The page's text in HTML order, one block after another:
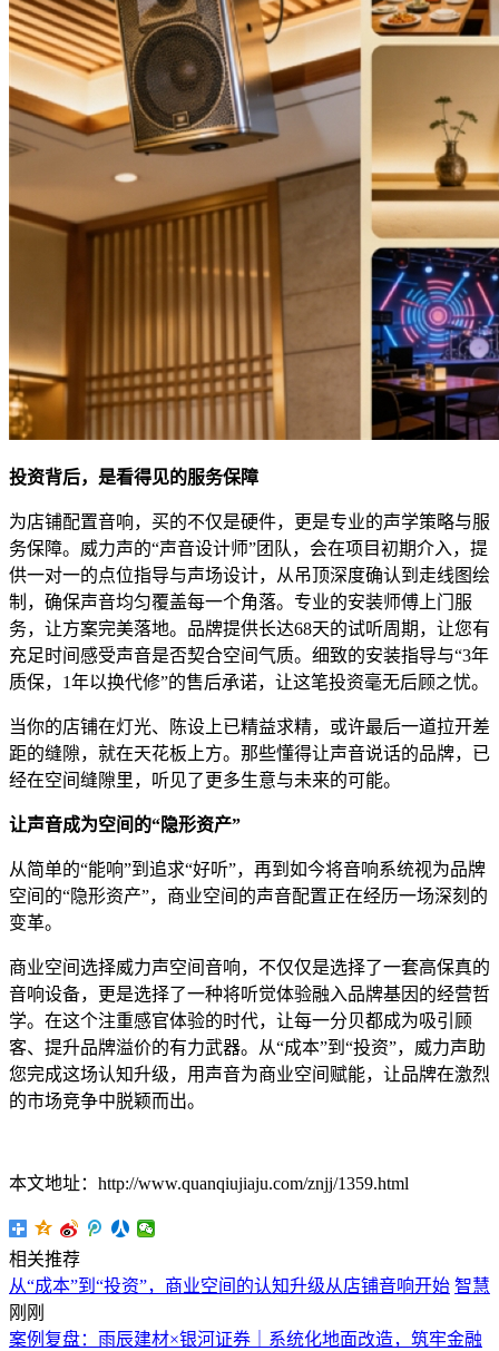
投资背后，是看得见的服务保障
为店铺配置音响，买的不仅是硬件，更是专业的声学策略与服
务保障。威力声的“声音设计师”团队，会在项目初期介入，提
供一对一的点位指导与声场设计，从吊顶深度确认到走线图绘
制，确保声音均匀覆盖每一个角落。专业的安装师傅上门服
务，让方案完美落地。品牌提供长达68天的试听周期，让您有
充足时间感受声音是否契合空间气质。细致的安装指导与“3年
质保，1年以换代修”的售后承诺，让这笔投资毫无后顾之忧。
当你的店铺在灯光、陈设上已精益求精，或许最后一道拉开差
距的缝隙，就在天花板上方。那些懂得让声音说话的品牌，已
经在空间缝隙里，听见了更多生意与未来的可能。
让声音成为空间的“隐形资产”
从简单的“能响”到追求“好听”，再到如今将音响系统视为品牌
空间的“隐形资产”，商业空间的声音配置正在经历一场深刻的
变革。
商业空间选择威力声空间音响，不仅仅是选择了一套高保真的
音响设备，更是选择了一种将听觉体验融入品牌基因的经营哲
学。在这个注重感官体验的时代，让每一分贝都成为吸引顾
客、提升品牌溢价的有力武器。从“成本”到“投资”，威力声助
您完成这场认知升级，用声音为商业空间赋能，让品牌在激烈
的市场竞争中脱颖而出。
本文地址：http://www.quanqiujiaju.com/znjj/1359.html
相关推荐
从“成本”到“投资”，商业空间的认知升级从店铺音响开始 智慧
刚刚
案例复盘：雨辰建材×银河证券｜系统化地面改造，筑牢金融